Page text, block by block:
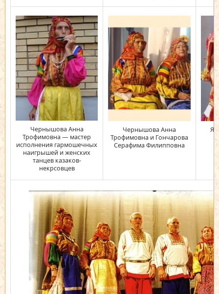
Чернышова Анна
Трофимовна — мастер
исполнения гармошечных
наигрышей и женских
танцев казаков-
некрсовцев
Чернышова Анна
Трофимовна и Гончарова
Серафима Филипповна